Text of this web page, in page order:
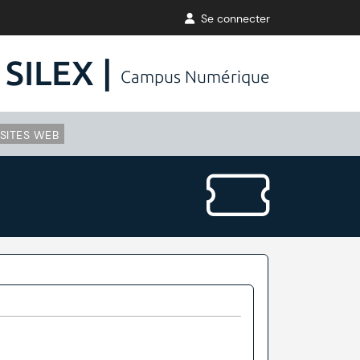
Se connecter
SILEX | Campus Numérique
WEB